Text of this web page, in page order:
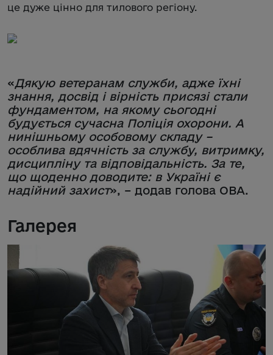
це дуже цінно для тилового регіону.
«Дякую ветеранам служби, адже їхні
знання, досвід і вірність присязі стали
фундаментом, на якому сьогодні
будується сучасна Поліція охорони. А
нинішньому особовому складу –
особлива вдячність за службу, витримку,
дисципліну та відповідальність. За те,
що щоденно доводите: в Україні є
надійний захист», – додав голова ОВА.
Галерея